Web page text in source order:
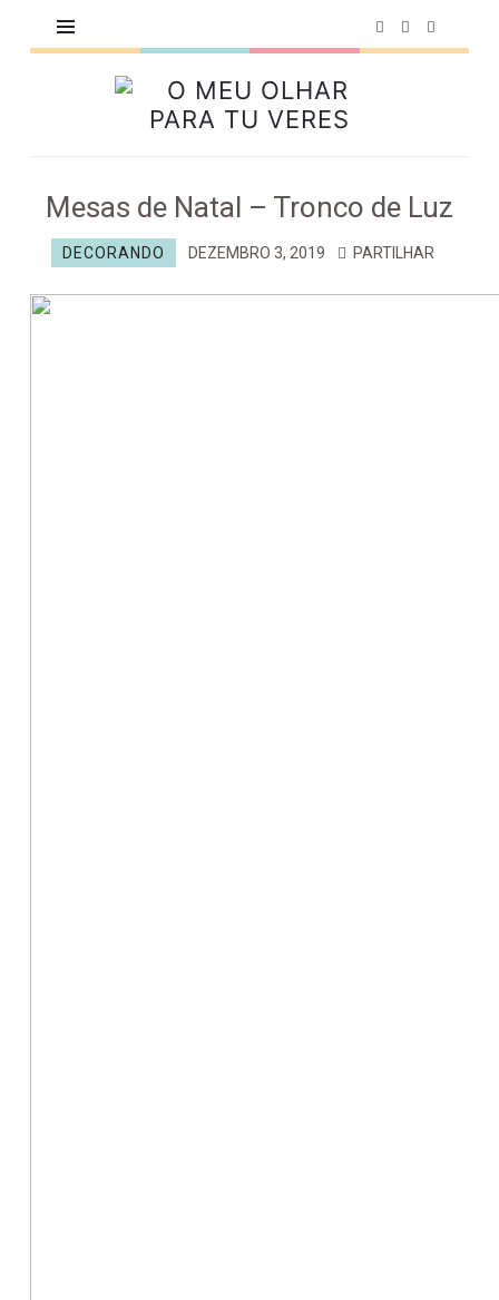
O
MEU
TU
VERES
Mesas de Natal – Tronco de Luz
DECORANDO DEZEMBRO 3, 2019 PARTILHAR